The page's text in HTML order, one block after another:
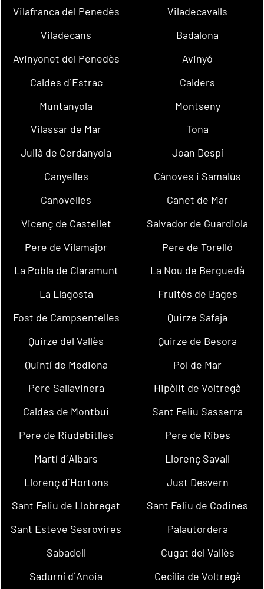
Vilafranca del Penedès
Viladecavalls
Viladecans
Badalona
Avinyonet del Penedès
Avinyó
Caldes d´Estrac
Calders
Muntanyola
Montseny
Vilassar de Mar
Tona
Julià de Cerdanyola
Joan Despí
Canyelles
Cànoves i Samalús
Canovelles
Canet de Mar
Vicenç de Castellet
Salvador de Guardiola
Pere de Vilamajor
Pere de Torelló
La Pobla de Claramunt
La Nou de Berguedà
La Llagosta
Fruitós de Bages
Fost de Campsentelles
Quirze Safaja
Quirze del Vallès
Quirze de Besora
Quintí de Mediona
Pol de Mar
Pere Sallavinera
Hipòlit de Voltregà
Caldes de Montbui
Sant Feliu Sasserra
Pere de Riudebitlles
Pere de Ribes
Martí d´Albars
Llorenç Savall
Llorenç d´Hortons
Just Desvern
Sant Feliu de Llobregat
Sant Feliu de Codines
Sant Esteve Sesrovires
Palautordera
Sabadell
Cugat del Vallès
Sadurní d´Anoia
Cecília de Voltregà